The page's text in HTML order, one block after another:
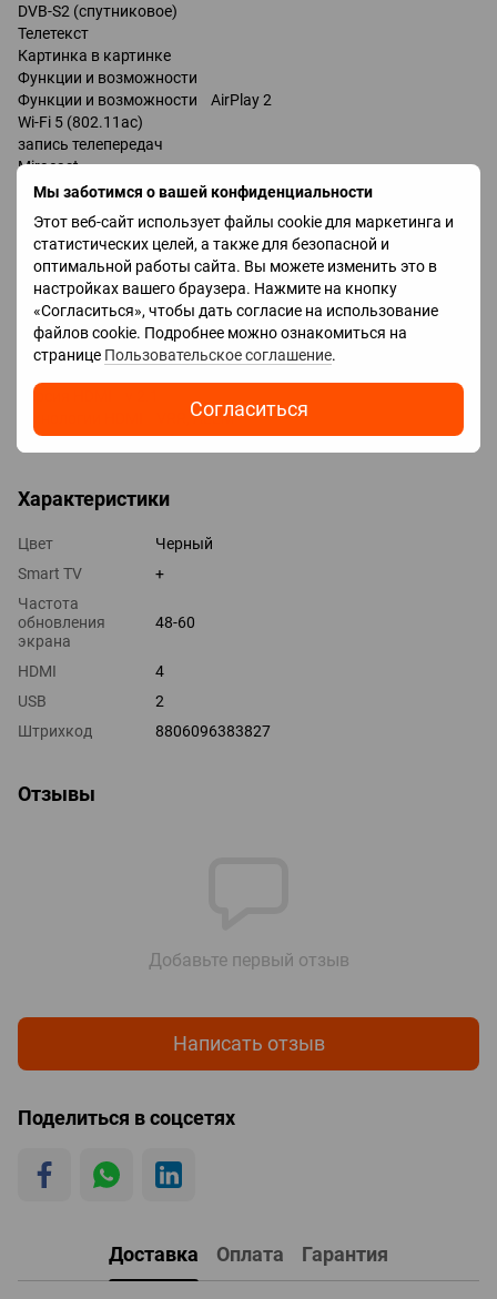
Мы заботимся о вашей конфиденциальности
Этот веб-сайт использует файлы cookie для маркетинга и
статистических целей, а также для безопасной и
оптимальной работы сайта. Вы можете изменить это в
настройках вашего браузера. Нажмите на кнопку
«Согласиться», чтобы дать согласие на использование
файлов cookie. Подробнее можно ознакомиться на
странице Пользовательское соглашение.
Согласиться
DVB-S2 (спутниковое)
Телетекст
Картинка в картинке
Функции и возможности
Функции и возможности AirPlay 2
Wi-Fi 5 (802.11ac)
запись телепередач
Miracast
Bluetooth v 5.0
управление голосом
мультимедийный (аэропульт)
Разъемы
Входы USB 2 шт
LAN
Версия HDMI v 2.1
Технологии HDMI VRR, ALLM
Выходы оптический
Характеристики
Цвет
Черный
Smart TV
+
Частота
обновления
экрана
48-60
HDMI
4
USB
2
Штрихкод
8806096383827
Отзывы
Добавьте первый отзыв
Написать отзыв
Поделиться в соцсетях
Доставка Оплата Гарантия